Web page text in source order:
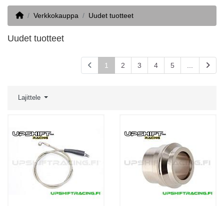
HomeVerkkokauppa Uudet tuotteet
Uudet tuotteet
1 2 3 4 5 ...
Lajittele